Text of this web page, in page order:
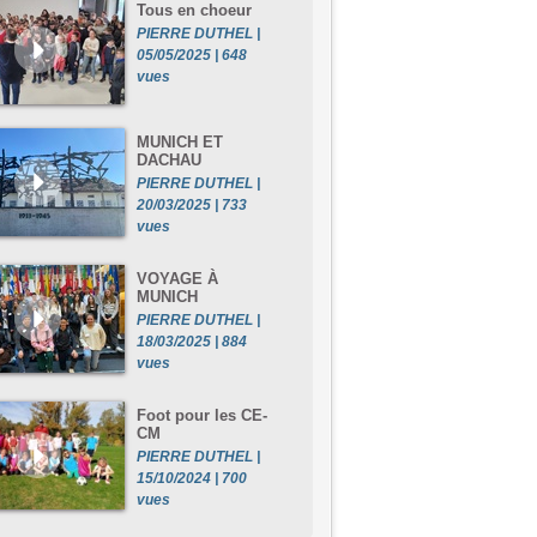
Tous en choeur
PIERRE DUTHEL |
05/05/2025 | 648
vues
MUNICH ET
DACHAU
PIERRE DUTHEL |
20/03/2025 | 733
vues
VOYAGE À
MUNICH
PIERRE DUTHEL |
18/03/2025 | 884
vues
Foot pour les CE-
CM
PIERRE DUTHEL |
15/10/2024 | 700
vues